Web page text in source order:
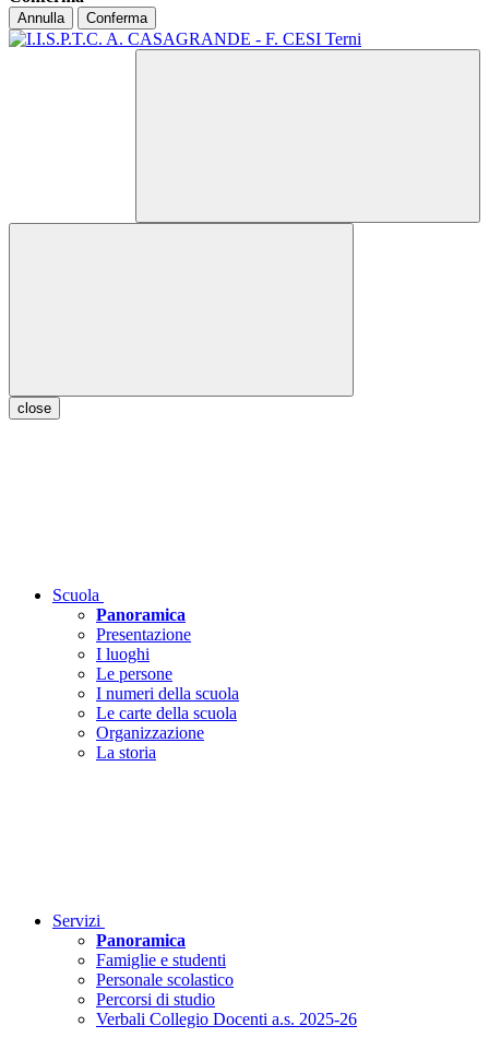
Annulla Conferma
close
Scuola
Panoramica
Presentazione
I luoghi
Le persone
I numeri della scuola
Le carte della scuola
Organizzazione
La storia
Servizi
Panoramica
Famiglie e studenti
Personale scolastico
Percorsi di studio
Verbali Collegio Docenti a.s. 2025-26